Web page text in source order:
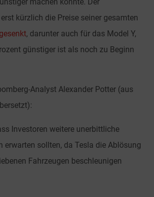
kürzlich die Preise seiner gesamten
gesenkt, darunter auch für das Model Y,
günstiger ist als noch zu Beginn
Analyst Alexander Potter (aus
Investoren weitere unerbittliche
erwarten sollten, da Tesla die Ablösung
Fahrzeugen beschleunigen